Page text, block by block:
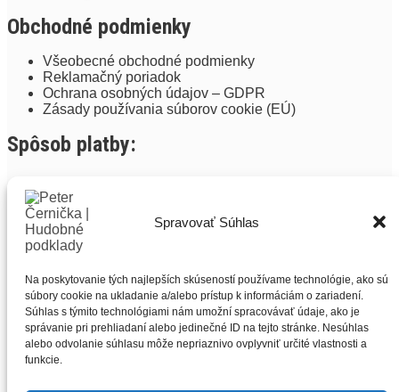
Spravovať Súhlas
Na poskytovanie tých najlepších skúseností používame technológie, ako sú
súbory cookie na ukladanie a/alebo prístup k informáciám o zariadení.
Súhlas s týmito technológiami nám umožní spracovávať údaje, ako je
správanie pri prehliadaní alebo jedinečné ID na tejto stránke. Nesúhlas
alebo odvolanie súhlasu môže nepriaznivo ovplyvniť určité vlastnosti a
funkcie.
Obchodné podmienky
Všeobecné obchodné podmienky
Reklamačný poriadok
Ochrana osobných údajov – GDPR
Zásady používania súborov cookie (EÚ)
Spôsob platby:
Copyright (2018-2022) All Music Service, s.r.o.